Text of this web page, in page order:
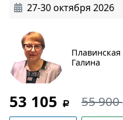
27-30 октября 2026
Плавинская
Галина
53 105 55 900